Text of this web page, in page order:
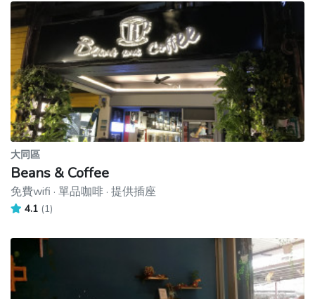
大同區
Beans & Coffee
免費wifi · 單品咖啡 · 提供插座
4.1 (1)